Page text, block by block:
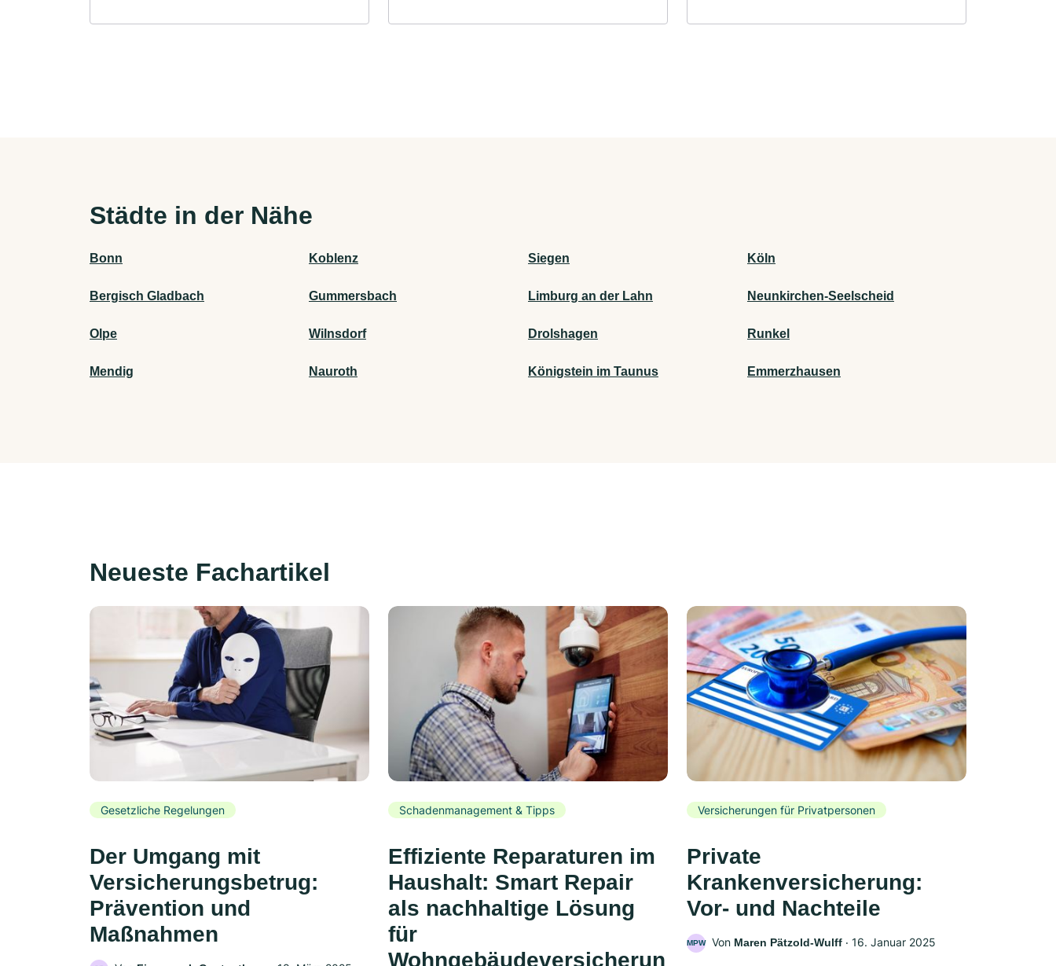
Städte in der Nähe
Bonn Koblenz Siegen Köln
Bergisch Gladbach Gummersbach Limburg an der Lahn Neunkirchen-Seelscheid
Olpe Wilnsdorf Drolshagen Runkel
Mendig Nauroth Königstein im Taunus Emmerzhausen
Neueste Fachartikel
Gesetzliche Regelungen
Der Umgang mit
Versicherungsbetrug:
Prävention und
Maßnahmen
Schadenmanagement & Tipps
Effiziente Reparaturen im
Haushalt: Smart Repair
als nachhaltige Lösung
für
Wohngebäudeversicherun
Versicherungen für Privatpersonen
Private
Krankenversicherung:
Vor- und Nachteile
MPW Von Maren Pätzold-Wulff ‧ 16. Januar 2025